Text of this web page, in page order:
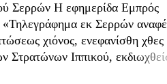
Σερρών Η εφημερίδα Εμπρός
«Τηλεγράφημα εκ Σερρών
χιόνος, ενεφανίσθη χθες
Στρατώνων Ιππικού,